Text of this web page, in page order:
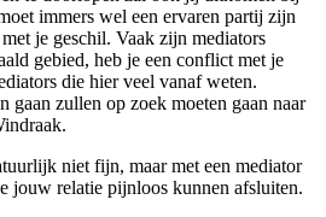
immers wel een ervaren partij zijn
je geschil. Vaak zijn mediators
gebied, heb je een conflict met je
die hier veel vanaf weten.
gaan zullen op zoek moeten gaan naar
niet fijn, maar met een mediator
jouw relatie pijnloos kunnen afsluiten.